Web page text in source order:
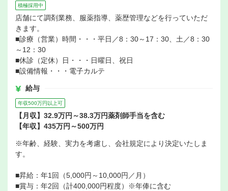
積極採用中
店舗にて調剤業務、服薬指導、薬歴管理などを行っていただ
きます。
■診療（営業）時間・・・平日／8：30～17：30、土／8：30
～12：30
■休診（定休）日・・・日曜日、祝日
■設備情報・・・電子カルテ
給与
年収500万円以上可
【月収】32.9万円～38.3万円薬剤師手当を含む
【年収】435万円～500万円
※年齢、経験、実力を考慮し、会社規定により決定いたしま
す。
■昇給：年1回（5,000円～10,000円／月）
■賞与：年2回（計400,000円程度）※年俸に含む